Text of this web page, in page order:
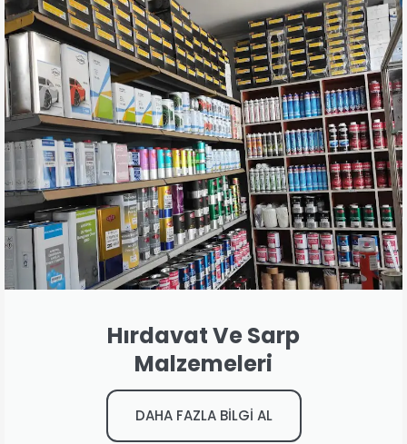
Hırdavat Ve Sarp
Malzemeleri
DAHA FAZLA BİLGİ AL